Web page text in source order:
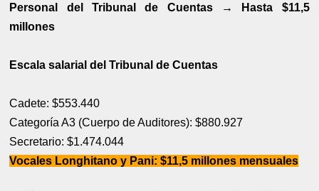
Personal del Tribunal de Cuentas → Hasta $11,5
millones
Escala salarial del Tribunal de Cuentas
Cadete: $553.440
Categoría A3 (Cuerpo de Auditores): $880.927
Secretario: $1.474.044
Vocales Longhitano y Pani: $11,5 millones mensuales